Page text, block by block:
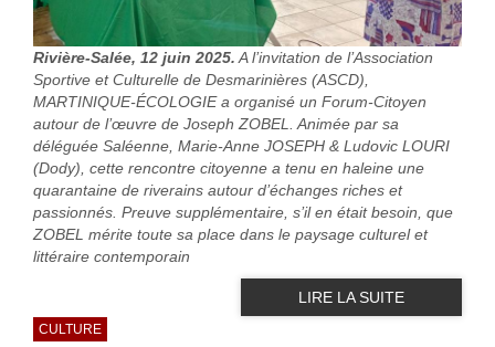
Rivière-Salée, 12 juin 2025. A l’invitation de l’Association
Sportive et Culturelle de Desmarinières (ASCD),
MARTINIQUE-ÉCOLOGIE a organisé un Forum-Citoyen
autour de l’œuvre de Joseph ZOBEL. Animée par sa
déléguée Saléenne, Marie-Anne JOSEPH & Ludovic LOURI
(Dody), cette rencontre citoyenne a tenu en haleine une
quarantaine de riverains autour d’échanges riches et
passionnés. Preuve supplémentaire, s’il en était besoin, que
ZOBEL mérite toute sa place dans le paysage culturel et
littéraire contemporain
LIRE LA SUITE
CULTURE